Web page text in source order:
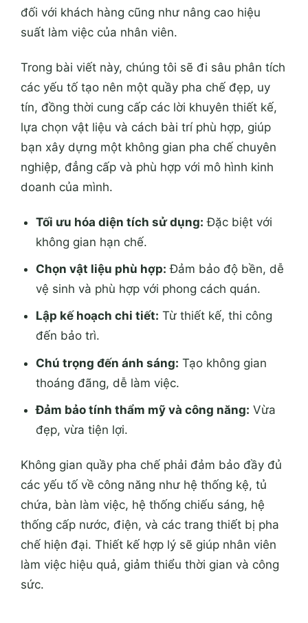
đối với khách hàng cũng như nâng cao hiệu
suất làm việc của nhân viên.
Trong bài viết này, chúng tôi sẽ đi sâu phân tích
các yếu tố tạo nên một quầy pha chế đẹp, uy
tín, đồng thời cung cấp các lời khuyên thiết kế,
lựa chọn vật liệu và cách bài trí phù hợp, giúp
bạn xây dựng một không gian pha chế chuyên
nghiệp, đẳng cấp và phù hợp với mô hình kinh
doanh của mình.
Tối ưu hóa diện tích sử dụng: Đặc biệt với
không gian hạn chế.
Chọn vật liệu phù hợp: Đảm bảo độ bền, dễ
vệ sinh và phù hợp với phong cách quán.
Lập kế hoạch chi tiết: Từ thiết kế, thi công
đến bảo trì.
Chú trọng đến ánh sáng: Tạo không gian
thoáng đãng, dễ làm việc.
Đảm bảo tính thẩm mỹ và công năng: Vừa
đẹp, vừa tiện lợi.
Không gian quầy pha chế phải đảm bảo đầy đủ
các yếu tố về công năng như hệ thống kệ, tủ
chứa, bàn làm việc, hệ thống chiếu sáng, hệ
thống cấp nước, điện, và các trang thiết bị pha
chế hiện đại. Thiết kế hợp lý sẽ giúp nhân viên
làm việc hiệu quả, giảm thiểu thời gian và công
sức.